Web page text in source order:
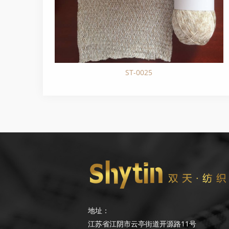
ST-0025
地址：
江苏省江阴市云亭街道开源路11号